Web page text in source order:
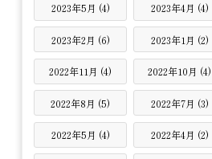
2023年5月 (4) 2023年4月 (4)
2023年2月 (6) 2023年1月 (2)
2022年11月 (4) 2022年10月 (4)
2022年8月 (5) 2022年7月 (3)
2022年5月 (4) 2022年4月 (2)